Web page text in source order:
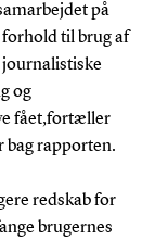
på
til brug af
journalistiske
og
fået,fortæller
bag rapporten.
redskab for
brugernes